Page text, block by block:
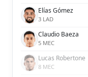
Elías Gómez
3 LAD
Claudio Baeza
5 MEC
Lucas Robertone
8 MEC